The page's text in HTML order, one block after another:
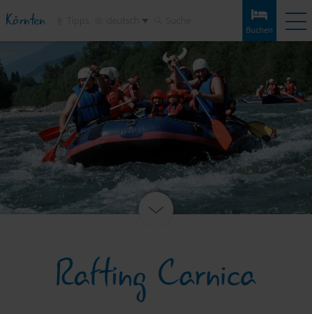
Kärnten Buchen
Buchen Erlebnisse Anreise
Unterkünfte
Touren
Infos & Tipps
Sehenswertes
Service
Rafting Carnica